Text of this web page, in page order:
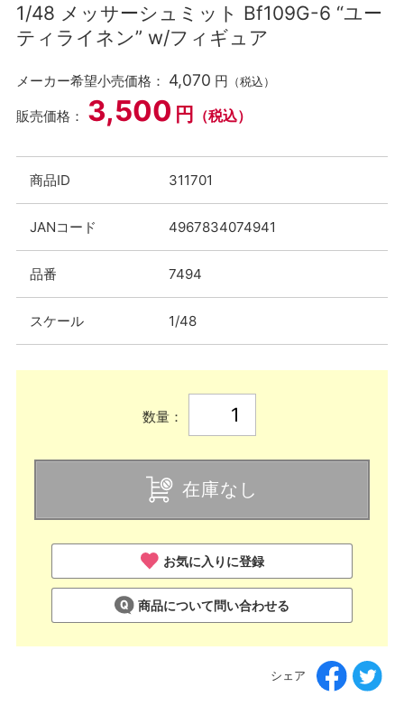
1/48 メッサーシュミット Bf109G-6 “ユー
ティライネン” w/フィギュア
メーカー希望小売価格： 4,070 円 （税込）
販売価格： 3,500 円 （税込）
商品ID 311701
JANコード 4967834074941
品番 7494
スケール 1/48
数量：
在庫なし
お気に入りに登録
商品について問い合わせる
シェア